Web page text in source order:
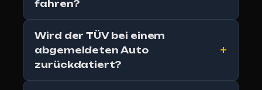
fahren?
Wird der TÜV bei einem
abgemeldeten Auto
zurückdatiert?